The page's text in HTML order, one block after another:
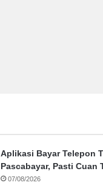
Aplikasi Bayar Telepon
Pascabayar, Pasti Cuan
07/08/2026